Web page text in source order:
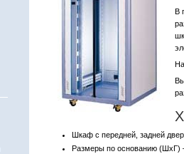
В
Шкаф с передней, задней
Размеры по основанию (ШхГ)